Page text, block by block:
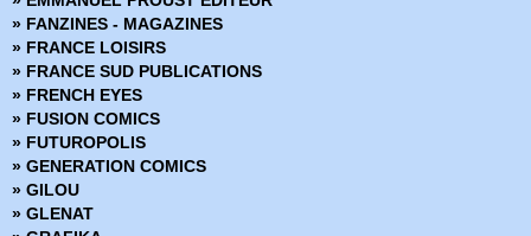
› Mandrake - Mondes mysterieux - 72
› Mandrake - Mondes mysterieux - 73
› Mandrake - Mondes mysterieux - 74
› Mandrake - Mondes mysterieux - 75
› Mandrake - Mondes mysterieux - 76
› Mandrake - Mondes mysterieux - 77
› Mandrake - Mondes mysterieux - 78
› Mandrake - Mondes mysterieux - 79
› Mandrake - Mondes mysterieux - 80
› Mandrake - Mondes mysterieux - 81
» FANZINES - MAGAZINES
» FRANCE LOISIRS
» FRANCE SUD PUBLICATIONS
» FRENCH EYES
» FUSION COMICS
» FUTUROPOLIS
» GENERATION COMICS
» GILOU
» GLENAT